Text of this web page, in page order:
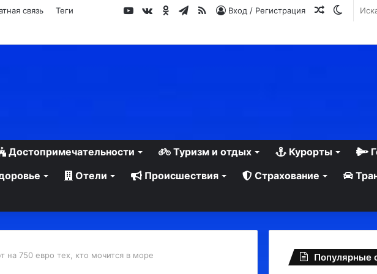
связь Теги
Switch
Случайная
Вход / Регистрация
RSS
Telegram
Одноклассники
vk.com
YouTube
Достопримечательности Туризм и отдых Курорты
Отели Происшествия Страхование
на 750 евро тех, кто мочится в море Популярные